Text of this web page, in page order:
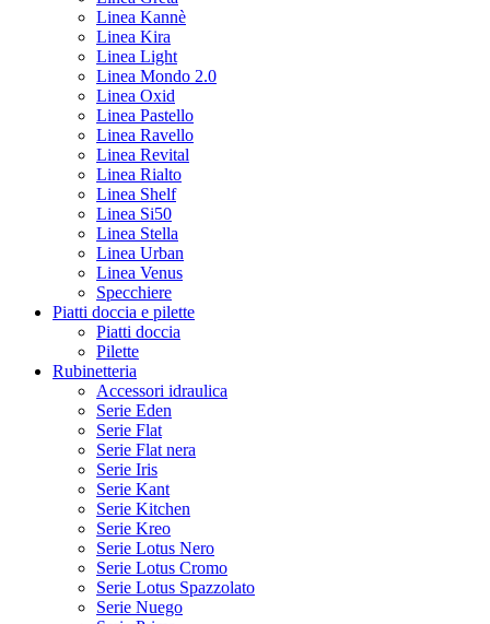
Linea Kannè
Linea Kira
Linea Light
Linea Mondo 2.0
Linea Oxid
Linea Pastello
Linea Ravello
Linea Revital
Linea Rialto
Linea Shelf
Linea Si50
Linea Stella
Linea Urban
Linea Venus
Specchiere
Piatti doccia e pilette
Piatti doccia
Pilette
Rubinetteria
Accessori idraulica
Serie Eden
Serie Flat
Serie Flat nera
Serie Iris
Serie Kant
Serie Kitchen
Serie Kreo
Serie Lotus Nero
Serie Lotus Cromo
Serie Lotus Spazzolato
Serie Nuego